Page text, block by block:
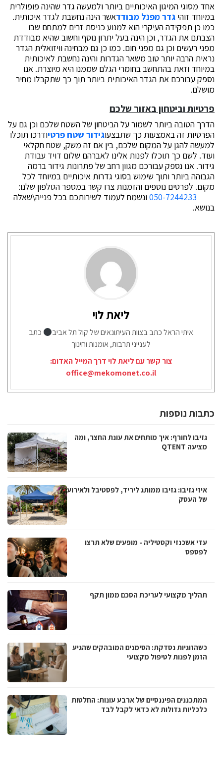
אחד מסוגי המיגון האיכותיים ביותר ולמעשה גדר שהינה פופולרית
במיוחד זוהי גדר מפנל מבודדאשר הינה נחשבת לגדר איכותית.
כמו כן תפקידה העיקרי הוא למנוע כניסת זרים למתחם שבו
הצבתם את הגדר, וכן הינה בעל יתרון נוסף וחשוב שהיא מבודדת
מפני רעשים וכן גם מפני חום. כמו כן גם מבחינה וויזואלית הגדר
נראית הרבה יותר טוב משאר הגדרות והינה נחשבת לאיכותית
במיוחד וזאת בהתחשב בחומרי הגלם שממנו היא מיוצרת. אנו
נספק עבורכם את הגדר האיכותית ביותר תוך כך שתקבלו מחיר
מושלם.
פרטיות וביטחון באזור שלכם
הדרך הטובה ביותר לשמור על הביטחון של השטח שלכם וכן גם על
הפרטיות זה באמצעות כך שתבצעוגידור שטח פרטיודרכו תוכלו
למעשה להגן על המקום שלכם, בין אם זה משק, שטח חקלאי
ועוד. לשם כך תוכלו לפנות אלינו לאברהם שלום דויד עבודת
גידור. אנו נספק עבורכם מגוון רחב של פתרונות גידור ברמה
הגבוהה ביותר ותוך שימוש בסוגי גדרות איכותיים במיוחד לכל
מקום. לפרטים נוספים והזמנות צרו קשר במספר הטלפון שלנו:
050-7244233ונשמח לעמוד לשירותכם בכל פנייה\שאלה
בנושא.
ליאת לוי
איתי הראל כתב בצוות העיתונאים של קול תל אביב
כתב
לענייני תרבות, אומנות וחינוך
צור קשר עם ליאת לוי דרך המייל האדום:
office@mekomonet.co.il
כתבות נוספות
גזיבו לחורף: איך מותחים את עונת החצר, ומה
מציעה QTENT
איזי גזיבו: גזיבו ממותג ליריד, לפסטיבל ולאירוע
של העסק
עדי אשכנזי וקסטיליה - מופעים שלא תרצו
לפספס
תהליך מקצועי לעריכת הסכם ממון תקף
כשהזוגיות נסדקת: הסימנים המובהקים שהגיע
הזמן לפנות לטיפול מקצועי
המתכננים הפיננסיים של ארבע עונות: החלטות
כלכליות גדולות לא כדאי לקבל לבד